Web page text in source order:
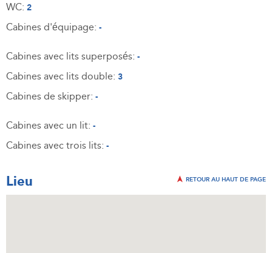
WC: 2
Cabines d'équipage: -
Cabines avec lits superposés: -
Cabines avec lits double: 3
Cabines de skipper: -
Cabines avec un lit: -
Cabines avec trois lits: -
Lieu RETOUR AU HAUT DE PAGE